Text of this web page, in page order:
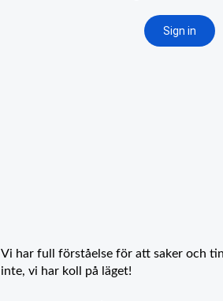
Vi har full förståelse för att saker och
inte, vi har koll på läget!